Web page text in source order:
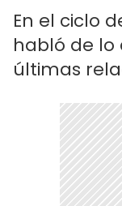
En el ciclo
habló de lo
últimas